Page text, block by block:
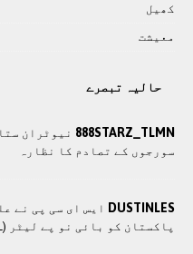
کھيل
معيشت
حالیہ تبصرے
888STARZ_TLMN نیوٹران
سورجوں کے تصادم کا نظارہ
DUSTINLES ایس ای سی پی نے
پاکستان کو بائی نو پے لیٹر (BNPL) کا لائسنس جاری کر دیا